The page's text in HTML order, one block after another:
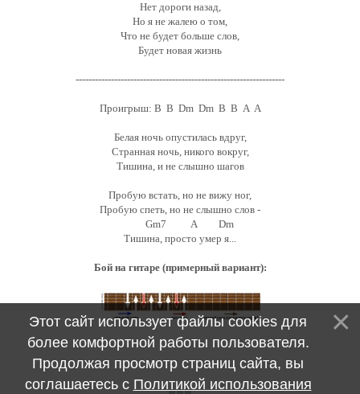
Нет дороги назад,
Но я не жалею о том,
Что не будет больше слов,
Будет новая жизнь
-----------------------------------------------------------------
Проигрыш: B B Dm Dm B B A A
Белая ночь опустилась вдруг,
Странная ночь, никого вокруг,
Тишина, и не слышно шагов
Пробую встать, но не вижу ног,
Пробую спеть, но не слышно слов -
Gm7 A Dm
Тишина, просто умер я...
Бой на гитаре (примерный вариант):
Этот сайт использует файлы cookies для
более комфортной работы пользователя.
Продолжая просмотр страниц сайта, вы
соглашаетесь с Политикой использования